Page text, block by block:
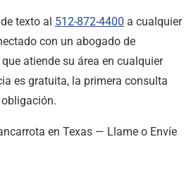
texto al 512-872-4400 a cualquier
con un abogado de
atiende su área en cualquier
es gratuita, la primera consulta
en Texas — Llame o Envíe